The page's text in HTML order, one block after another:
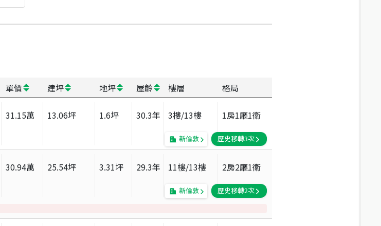
單價 建坪 地坪 屋齡 樓層 格局
31.15萬 13.06坪 1.6坪 30.3年 3樓/13樓 1房1廳1衛
新倫敦 歷史移轉3次
30.94萬 25.54坪 3.31坪 29.3年 11樓/13樓 2房2廳1衛
新倫敦 歷史移轉2次